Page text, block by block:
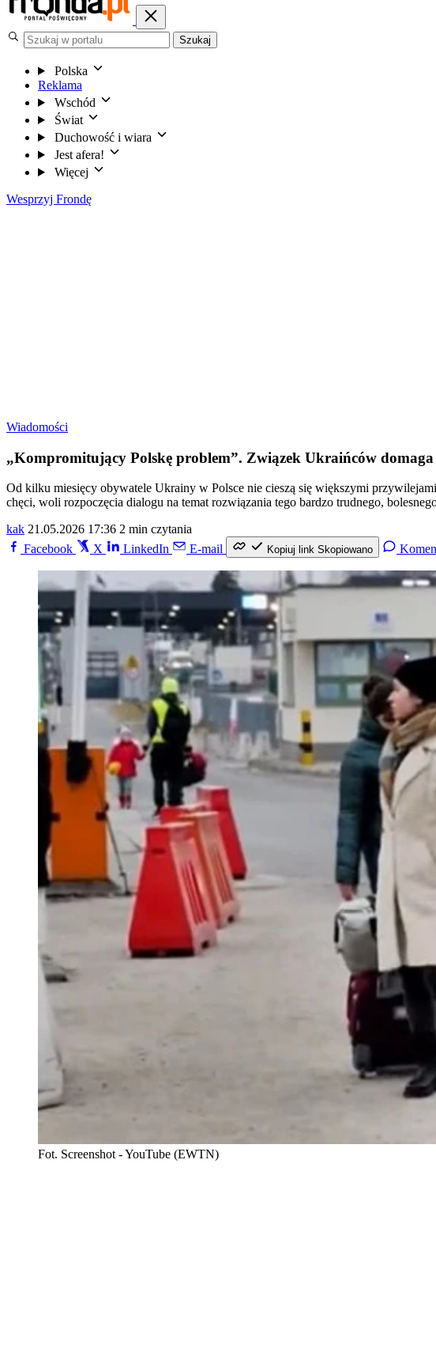
Szukaj
Polska
Reklama
Wschód
Świat
Duchowość i wiara
Jest afera!
Więcej
Wesprzyj Frondę
Wiadomości
„Kompromitujący Polskę problem”. Związek Ukraińców
Od kilku miesięcy obywatele Ukrainy w Polsce nie cieszą się większymi
chęci, woli rozpoczęcia dialogu na temat rozwiązania tego bardzo trudnego,
kak 21.05.2026 17:36 2 min czytania
Facebook
X LinkedIn E-mail Kopiuj link Skopiowano
Fot. Screenshot - YouTube (EWTN)